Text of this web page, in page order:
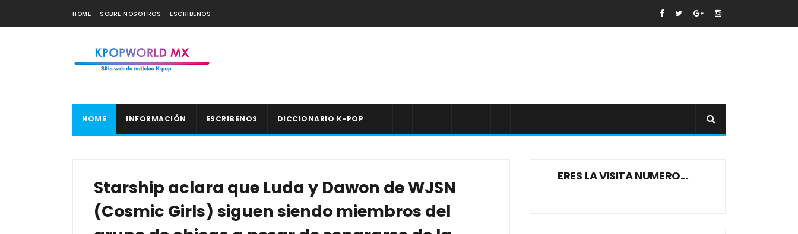
HOME SOBRE NOSOTROS ESCRIBENOS
HOME INFORMACIÓN ESCRIBENOS DICCIONARIO K-POP
Starship aclara que Luda y Dawon de WJSN
(Cosmic Girls) siguen siendo miembros del
ERES LA VISITA NUMERO...